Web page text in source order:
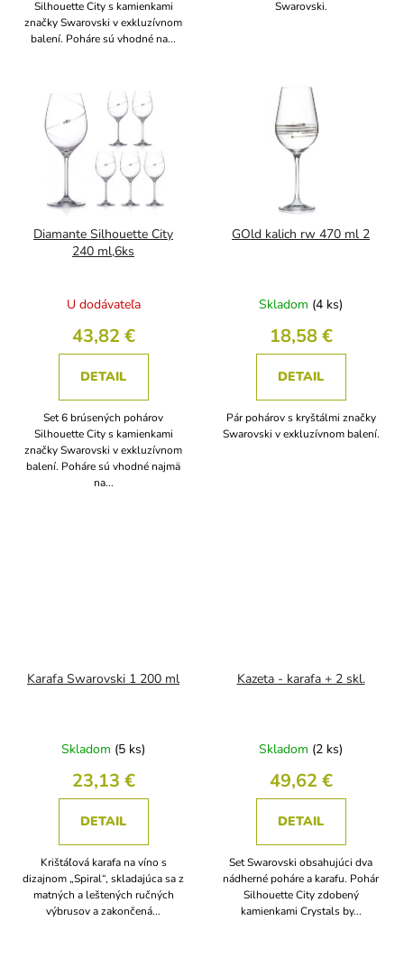
Silhouette City s kamienkami
značky Swarovski v exkluzívnom
balení. Poháre sú vhodné na...
Swarovski.
Diamante Silhouette City
240 ml,6ks
U dodávateľa
43,82 €
DETAIL
Set 6 brúsených pohárov
Silhouette City s kamienkami
značky Swarovski v exkluzívnom
balení. Poháre sú vhodné najmä
na...
GOld kalich rw 470 ml 2
Skladom (4 ks)
18,58 €
DETAIL
Pár pohárov s kryštálmi značky
Swarovski v exkluzívnom balení.
Karafa Swarovski 1 200 ml
Skladom (5 ks)
23,13 €
DETAIL
Krištáľová karafa na víno s
dizajnom „Spiral“, skladajúca sa z
matných a leštených ručných
výbrusov a zakončená...
Kazeta - karafa + 2 skl.
Skladom (2 ks)
49,62 €
DETAIL
Set Swarovski obsahujúci dva
nádherné poháre a karafu. Pohár
Silhouette City zdobený
kamienkami Crystals by...